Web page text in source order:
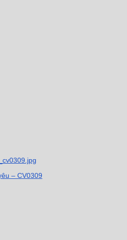
– CV0309